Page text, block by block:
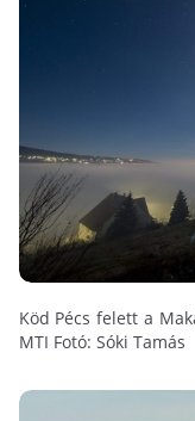
Köd Pécs felett a
MTI Fotó: Sóki Tamás